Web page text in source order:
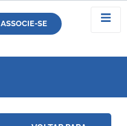
ASSOCIE-SE